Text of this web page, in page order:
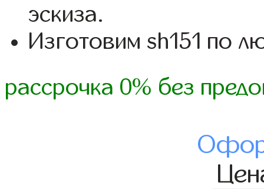
эскиза.
Изготовим sh151 по
рассрочка 0% без